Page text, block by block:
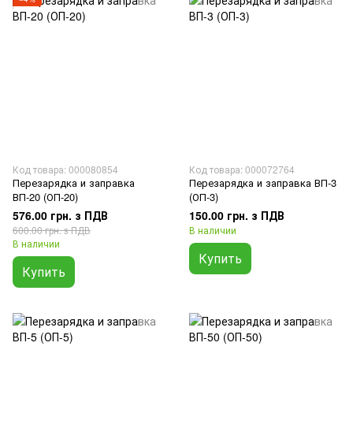
Код товара: 000080854
Перезарядка и заправка
ВП-20 (ОП-20)
576.00 грн. з ПДВ
600.00 грн. з ПДВ
В наличии
Купить
Код товара: 000072764
Перезарядка и заправка ВП-3
(ОП-3)
150.00 грн. з ПДВ
В наличии
Купить